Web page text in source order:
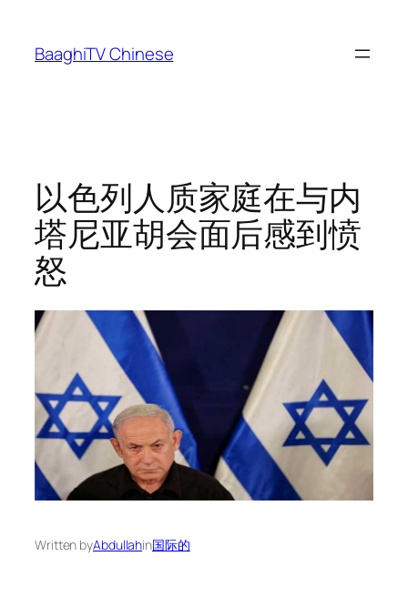
content
BaaghiTV Chinese
以色列人质家庭在与内
塔尼亚胡会面后感到愤
怒
Written byAbdullahin国际的